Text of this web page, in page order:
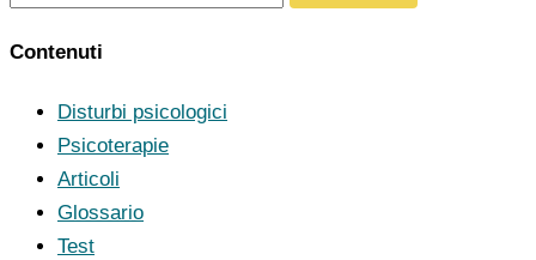
Contenuti
Disturbi psicologici
Psicoterapie
Articoli
Glossario
Test